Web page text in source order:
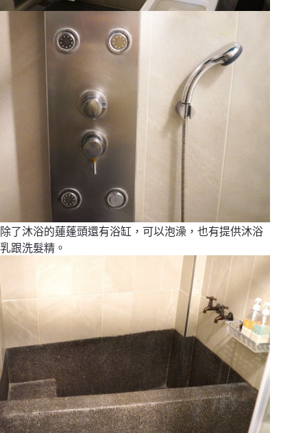
除了沐浴的蓮蓬頭還有浴缸，可以泡澡，也有提供沐浴
乳跟洗髮精。